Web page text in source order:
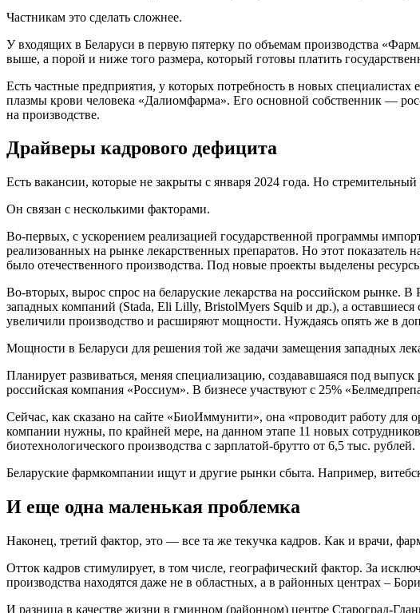
Частникам это сделать сложнее.
У входящих в Беларуси в первую пятерку по объемам производства
выше, а порой и ниже того размера, который готовы платить
Есть частные предприятия, у которых потребность в новых
плазмы крови человека «Далиомфарма». Его основной собственник —
на производстве.
Драйверы кадрового дефицита
Есть вакансии, которые не закрыты с января 2024 года. Но
Он связан с несколькими факторами.
Во-первых, с ускорением реализацией государственной программы
реализованных на рынке лекарственных препаратов. Но этот показатель
было отечественного производства. Под новые проекты выделены
Во-вторых, вырос спрос на беларуские лекарства на российском рынке.
западных компаний (Stada, Eli Lilly, BristolMyers Squib и др.), а
увеличили производство и расширяют мощности. Нуждаясь опять же в
Мощности в Беларуси для решения той же задачи замещения западных
Планирует развиваться, меняя специализацию, создававшаяся под
российская компания «Россиум». В бизнесе участвуют с 25%
Сейчас, как сказано на сайте «БиоИммунити», она «проводит работу для
компании нужны, по крайней мере, на данном этапе 11 новых
биотехнологического производства с зарплатой-брутто от 6,5 тыс. рублей.
Беларуские фармкомпании ищут и другие рынки сбыта. Например,
И еще одна маленькая проблемка
Наконец, третий фактор, это — все та же текучка кадров. Как и врачи,
Отток кадров стимулирует, в том числе, географический фактор. За
производства находятся даже не в областных, а в районных центрах –
И разница в качестве жизни в гминном (районном) центре Староград-